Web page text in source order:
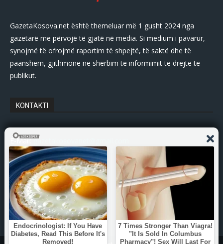
GazetaKosova.net është themeluar më 1 gusht 2024 nga
gazetarë me përvojë të gjatë në media. Si medium i pavarur,
synojmë të ofrojmë raportim të shpejtë, të saktë dhe të
paanshëm, gjithmonë në shërbim të informimit të drejtë të
publikut.
KONTAKTI
E-Mail:gazetakosovanet@gmail.com
Tel: +383 45 339 807